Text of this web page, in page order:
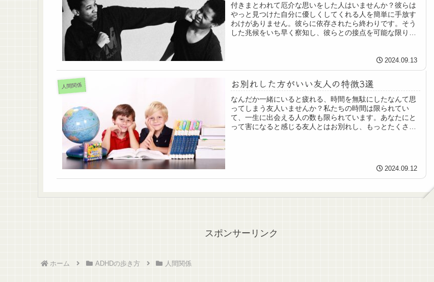
付きまとわれて厄介な思いをした人はいませんか？彼らは
やっと見つけた自分に優しくしてくれる人を簡単に手放す
わけがありません。彼らに依存されたら終わりです。そう
した兆候をいち早く察知し、彼らとの接点を可能な限り回
2024.09.13
人間関係 お別れした方がいい友人の特徴3選
なんだか一緒にいると疲れる、時間を無駄にしたなんて思
ってしまう友人いませんか？私たちの時間は限られてい
て、一生に出会える人の数も限られています。あなたにと
って害になると感じる友人とはお別れし、もっとたくさん
2024.09.12
スポンサーリンク
ホーム ADHDの歩き方 人間関係